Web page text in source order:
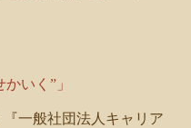
いく”」
一般社団法人キャリア